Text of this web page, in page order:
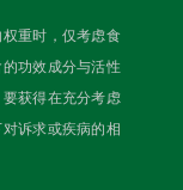
重时，仅考虑食
功效成分与活性
获得在充分考虑
诉求或疾病的相